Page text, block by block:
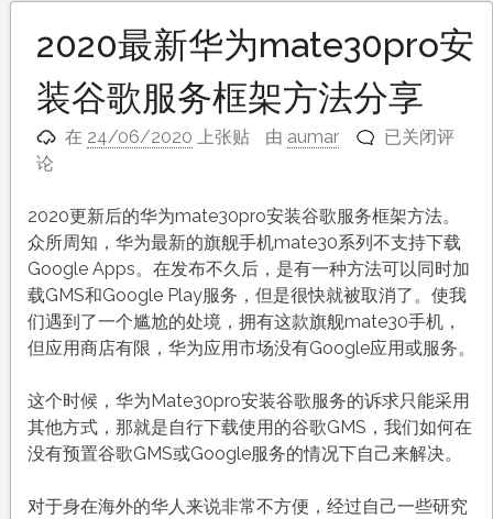
2020最新华为mate30pro安
装谷歌服务框架方法分享
在 24/06/2020 上张贴 由 aumar
2020
华
为
mate30pro
安
装
谷
服
务
框
方
已关闭评
论
2020更新后的华为mate30pro安装谷歌服务框架方法。
众所周知，华为最新的旗舰手机mate30系列不支持下载
Google Apps。在发布不久后，是有一种方法可以同时加
载GMS和Google Play服务，但是很快就被取消了。使我
们遇到了一个尴尬的处境，拥有这款旗舰mate30手机，
但应用商店有限，华为应用市场没有Google应用或服务。
这个时候，华为Mate30pro安装谷歌服务的诉求只能采用
其他方式，那就是自行下载使用的谷歌GMS，我们如何在
没有预置谷歌GMS或Google服务的情况下自己来解决。
对于身在海外的华人来说非常不方便，经过自己一些研究